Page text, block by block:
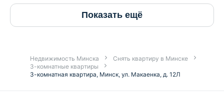
Показать ещё
Недвижимость Минска
Снять квартиру в Минске
3-комнатные квартиры
3-комнатная квартира, Минск, ул. Макаенка, д. 12Л